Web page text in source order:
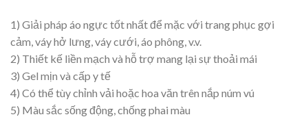
1) Giải pháp áo ngực tốt nhất để mặc với trang phục gợi
cảm, váy hở lưng, váy cưới, áo phông, v.v.
2) Thiết kế liền mạch và hỗ trợ mang lại sự thoải mái
3) Gel mịn và cấp y tế
4) Có thể tùy chỉnh vải hoặc hoa văn trên nắp núm vú
5) Màu sắc sống động, chống phai màu